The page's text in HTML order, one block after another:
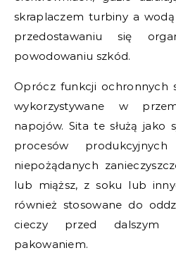
skraplaczem turbiny a
przedostawaniu się
powodowaniu szkód.
Oprócz funkcji ochronnych
wykorzystywane w
napojów. Sita te służą jako
procesów
niepożądanych
lub miąższ, z soku lub
również stosowane do
cieczy przed dalszym
pakowaniem.